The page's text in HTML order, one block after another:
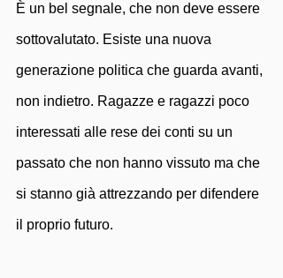
È un bel segnale, che non deve essere
sottovalutato. Esiste una nuova
generazione politica che guarda avanti,
non indietro. Ragazze e ragazzi poco
interessati alle rese dei conti su un
passato che non hanno vissuto ma che
si stanno già attrezzando per difendere
il proprio futuro.